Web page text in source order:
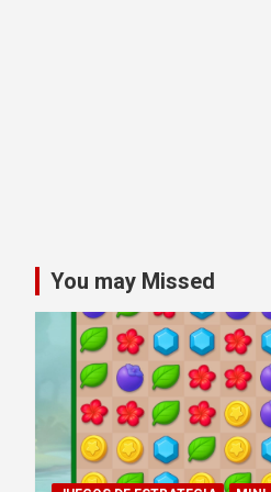
You may Missed